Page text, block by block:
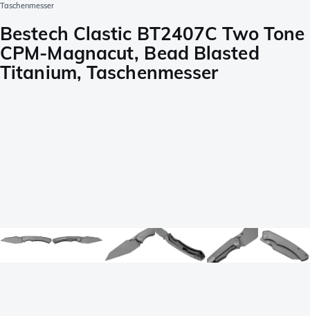
Taschenmesser
Bestech Clastic BT2407C Two Tone
CPM-Magnacut, Bead Blasted
Titanium, Taschenmesser